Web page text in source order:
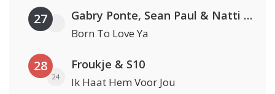
27 Gabry Ponte, Sean Paul & Natti Natasha
Born To Love Ya
28
24
Froukje & S10
Ik Haat Hem Voor Jou